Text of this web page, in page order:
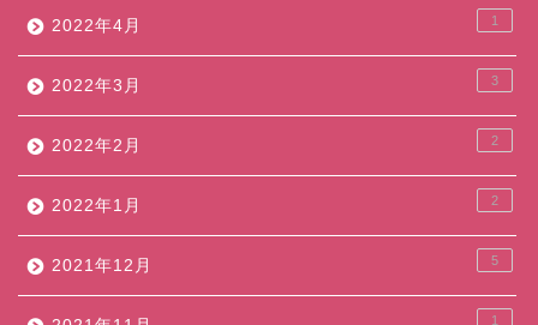
2022年4月 1
2022年3月 3
2022年2月 2
2022年1月 2
2021年12月 5
1